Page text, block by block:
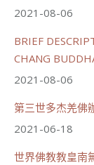
91
分享
2021-08-06
BRIEF
CHANG
2021-08-06
第三世多杰羌佛
2021-06-18
世界佛教教皇南